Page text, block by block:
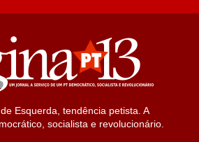
Esquerda, tendência petista. A
socialista e revolucionário.